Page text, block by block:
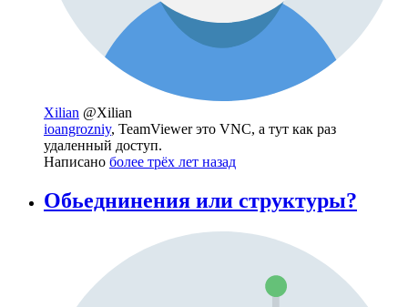
Xilian @Xilian
ioangrozniy, TeamViewer это VNС, а тут как раз
удаленный доступ.
Написано более трёх лет назад
Обьеднинения или структуры?